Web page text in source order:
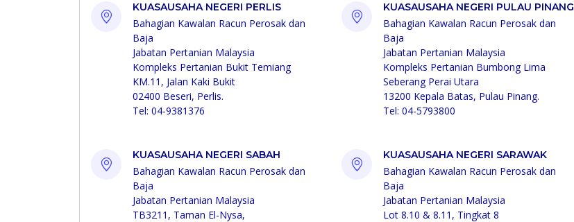
KUASAUSAHA NEGERI PERLIS
Bahagian Kawalan Racun Perosak dan
Baja
Jabatan Pertanian Malaysia
Kompleks Pertanian Bukit Temiang
KM.11, Jalan Kaki Bukit
02400 Beseri, Perlis.
Tel: 04-9381376
KUASAUSAHA NEGERI PULAU PINANG
Bahagian Kawalan Racun Perosak dan
Baja
Jabatan Pertanian Malaysia
Kompleks Pertanian Bumbong Lima
Seberang Perai Utara
13200 Kepala Batas, Pulau Pinang.
Tel: 04-5793800
KUASAUSAHA NEGERI SABAH
Bahagian Kawalan Racun Perosak dan
Baja
Jabatan Pertanian Malaysia
TB3211, Taman El-Nysa,
KUASAUSAHA NEGERI SARAWAK
Bahagian Kawalan Racun Perosak dan
Baja
Jabatan Pertanian Malaysia
Lot 8.10 & 8.11, Tingkat 8